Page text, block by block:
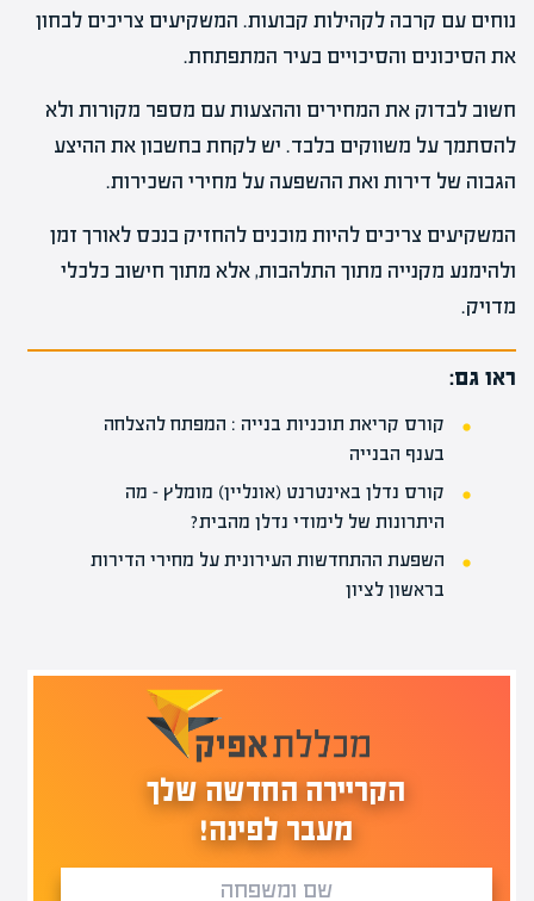
נוחים עם קרבה לקהילות קבועות. המשקיעים צריכים לבחון
את הסיכונים והסיכויים בעיר המתפתחת.
חשוב לבדוק את המחירים וההצעות עם מספר מקורות ולא
להסתמך על משווקים בלבד. יש לקחת בחשבון את ההיצע
הגבוה של דירות ואת ההשפעה על מחירי השכירות.
המשקיעים צריכים להיות מוכנים להחזיק בנכס לאורך זמן
ולהימנע מקנייה מתוך התלהבות, אלא מתוך חישוב כלכלי
מדויק.
ראו גם:
קורס קריאת תוכניות בנייה : המפתח להצלחה
בענף הבנייה
קורס נדלן באינטרנט (אונליין) מומלץ – מה
היתרונות של לימודי נדלן מהבית?
השפעת ההתחדשות העירונית על מחירי הדירות
בראשון לציון
הקריירה החדשה שלך
מעבר לפינה!